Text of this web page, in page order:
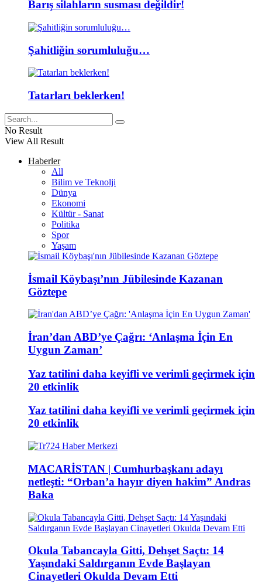
Barış silahların susması değildir!
Şahitliğin sorumluluğu…
Tatarları beklerken!
No Result
View All Result
Haberler
All
Bilim ve Teknolji
Dünya
Ekonomi
Kültür - Sanat
Politika
Spor
Yaşam
İsmail Köybaşı’nın Jübilesinde Kazanan
Göztepe
İran’dan ABD’ye Çağrı: ‘Anlaşma İçin En
Uygun Zaman’
Yaz tatilini daha keyifli ve verimli geçirmek için
20 etkinlik
Yaz tatilini daha keyifli ve verimli geçirmek için
20 etkinlik
MACARİSTAN | Cumhurbaşkanı adayı
netleşti: “Orban’a hayır diyen hakim” Andras
Baka
Okula Tabancayla Gitti, Dehşet Saçtı: 14
Yaşındaki Saldırganın Evde Başlayan
Cinayetleri Okulda Devam Etti